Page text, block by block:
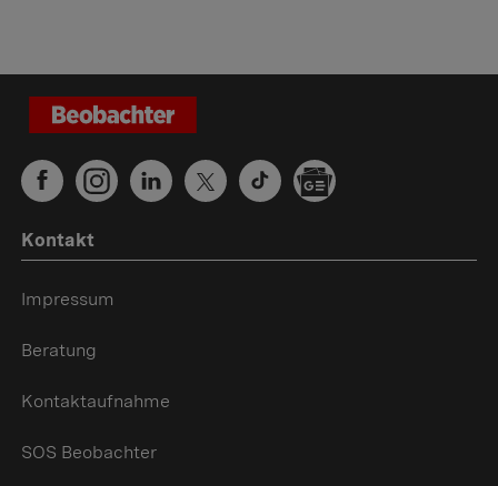
Kontakt
Impressum
Beratung
Kontaktaufnahme
SOS Beobachter